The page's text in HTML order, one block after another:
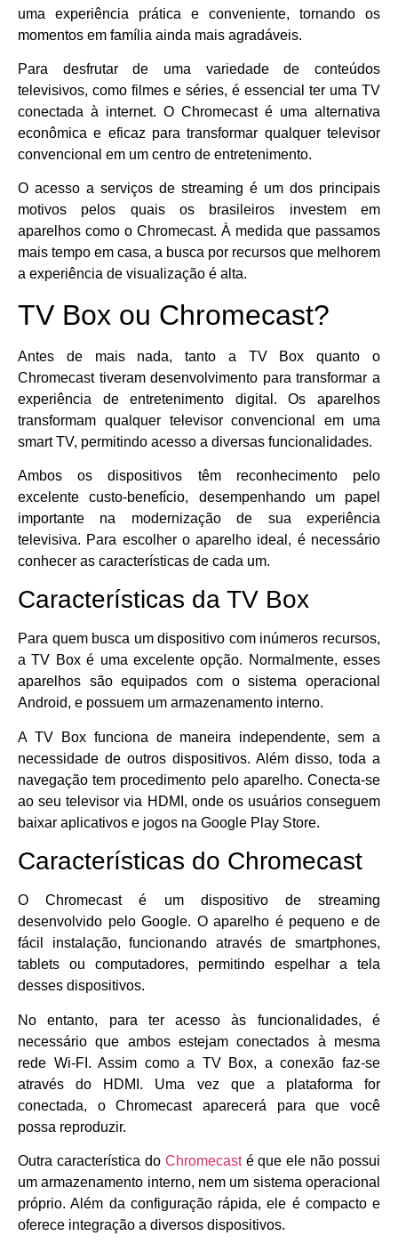
uma experiência prática e conveniente, tornando os
momentos em família ainda mais agradáveis.
Para desfrutar de uma variedade de conteúdos
televisivos, como filmes e séries, é essencial ter uma TV
conectada à internet. O Chromecast é uma alternativa
econômica e eficaz para transformar qualquer televisor
convencional em um centro de entretenimento.
O acesso a serviços de streaming é um dos principais
motivos pelos quais os brasileiros investem em
aparelhos como o Chromecast. À medida que passamos
mais tempo em casa, a busca por recursos que melhorem
a experiência de visualização é alta.
TV Box ou Chromecast?
Antes de mais nada, tanto a TV Box quanto o
Chromecast tiveram desenvolvimento para transformar a
experiência de entretenimento digital. Os aparelhos
transformam qualquer televisor convencional em uma
smart TV, permitindo acesso a diversas funcionalidades.
Ambos os dispositivos têm reconhecimento pelo
excelente custo-benefício, desempenhando um papel
importante na modernização de sua experiência
televisiva. Para escolher o aparelho ideal, é necessário
conhecer as características de cada um.
Características da TV Box
Para quem busca um dispositivo com inúmeros recursos,
a TV Box é uma excelente opção. Normalmente, esses
aparelhos são equipados com o sistema operacional
Android, e possuem um armazenamento interno.
A TV Box funciona de maneira independente, sem a
necessidade de outros dispositivos. Além disso, toda a
navegação tem procedimento pelo aparelho. Conecta-se
ao seu televisor via HDMI, onde os usuários conseguem
baixar aplicativos e jogos na Google Play Store.
Características do Chromecast
O Chromecast é um dispositivo de streaming
desenvolvido pelo Google. O aparelho é pequeno e de
fácil instalação, funcionando através de smartphones,
tablets ou computadores, permitindo espelhar a tela
desses dispositivos.
No entanto, para ter acesso às funcionalidades, é
necessário que ambos estejam conectados à mesma
rede Wi-FI. Assim como a TV Box, a conexão faz-se
através do HDMI. Uma vez que a plataforma for
conectada, o Chromecast aparecerá para que você
possa reproduzir.
Outra característica do Chromecasté que ele não possui
um armazenamento interno, nem um sistema operacional
próprio. Além da configuração rápida, ele é compacto e
oferece integração a diversos dispositivos.